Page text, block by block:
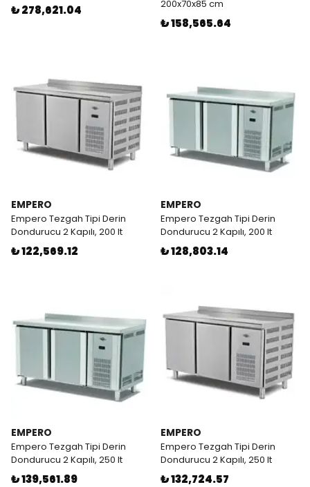
₺ 278,621.04
200x70x85 cm
₺ 158,565.64
EMPERO
Empero Tezgah Tipi Derin
Dondurucu 2 Kapılı, 200 lt
₺ 122,569.12
EMPERO
Empero Tezgah Tipi Derin
Dondurucu 2 Kapılı, 200 lt
₺ 128,803.14
EMPERO
Empero Tezgah Tipi Derin
Dondurucu 2 Kapılı, 250 lt
₺ 139,561.89
EMPERO
Empero Tezgah Tipi Derin
Dondurucu 2 Kapılı, 250 lt
₺ 132,724.57